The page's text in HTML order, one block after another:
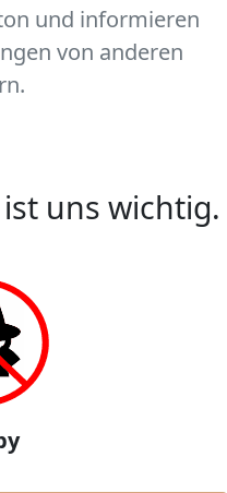
und informieren
von anderen
uns wichtig.